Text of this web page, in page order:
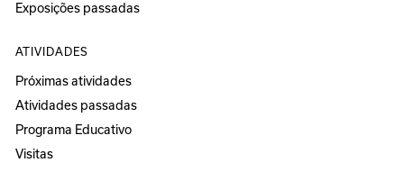
Exposições passadas
ATIVIDADES
Próximas atividades
Atividades passadas
Programa Educativo
Visitas